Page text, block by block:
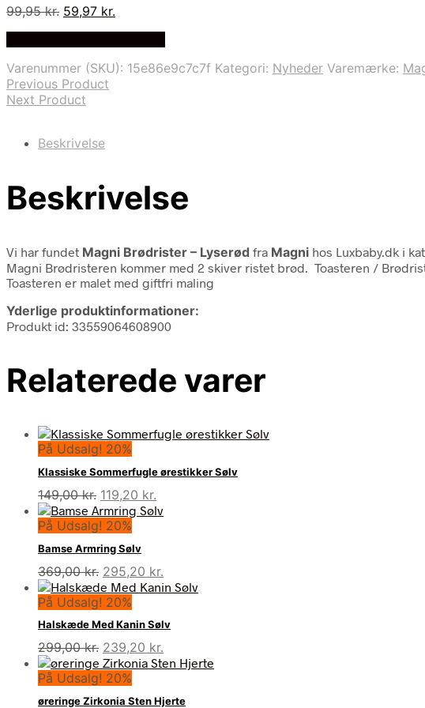
99,95kr. Den
99,95 kr..
59,97 kr.
59,97 kr..
Varenummer (SKU): 15e86e9c7c7f Kategori: Nyheder Varemærke:
Previous Product
Next Product
Beskrivelse
Beskrivelse
Vi har fundet Magni Brødrister – Lyserød fra Magni hos Luxbaby.dk i
Magni Brødristeren kommer med 2 skiver ristet brød. Toasteren /
Toasteren er malet med giftfri maling
Yderlige produktinformationer:
Produkt id: 33559064608900
Relaterede varer
På Udsalg! 20%
Klassiske Sommerfugle ørestikker Sølv
149,00kr. Den
oprindelige
pris
var:
149,00 kr..
119,20 kr.
aktuelle
På Udsalg! 20%
Bamse Armring Sølv
369,00kr. Den
oprindelige
pris
var:
369,00 kr..
295,20 kr.
aktuelle
er:
295,20 kr..
På Udsalg! 20%
Halskæde Med Kanin Sølv
299,00kr. Den
oprindelige
pris
var:
239,20 kr.
aktuelle
er:
På Udsalg! 20%
øreringe Zirkonia Sten Hjerte